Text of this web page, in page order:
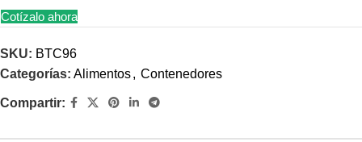
Cotízalo ahora
SKU: BTC96
Categorías: Alimentos, Contenedores
Compartir: